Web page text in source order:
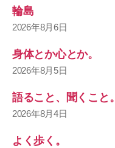
輪島
2026年8月6日
身体とか心とか。
2026年8月5日
語ること、聞くこと。
2026年8月4日
よく歩く。